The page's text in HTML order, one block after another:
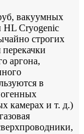
вакуумных
HL Cryogenic
строгих
аргона,
в
камерах и т. д.)